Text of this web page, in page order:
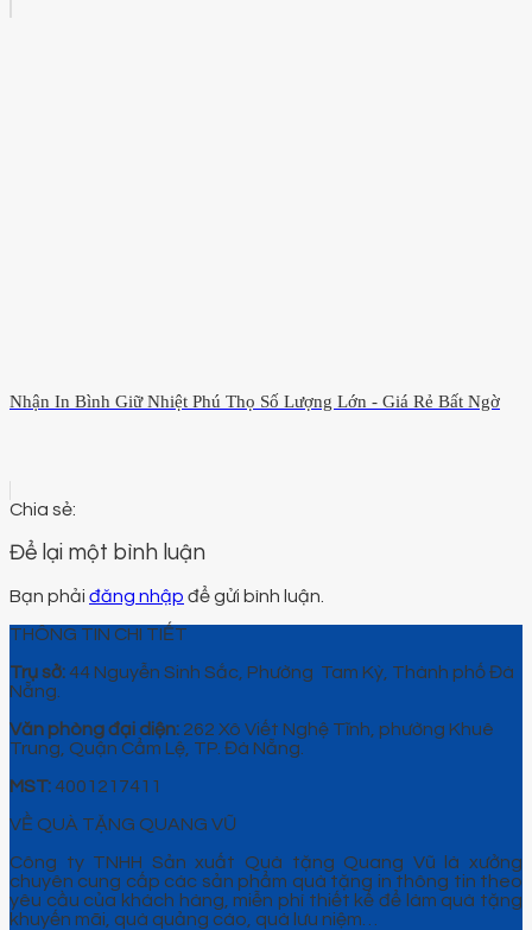
Nhận In Bình Giữ Nhiệt Phú Thọ Số Lượng Lớn - Giá Rẻ Bất Ngờ
Để lại một bình luận
Bạn phải đăng nhập để gửi bình luận.
THÔNG TIN CHI TIẾT
Trụ sở: 44 Nguyễn Sinh Sắc, Phường Tam Kỳ, Thành phố Đà
Nẵng.
Văn phòng đại diện: 262 Xô Viết Nghệ Tĩnh, phường Khuê
Trung, Quận Cẩm Lệ, TP. Đà Nẵng.
MST: 4001217411
VỀ QUÀ TẶNG QUANG VŨ
Công ty TNHH Sản xuất Quà tặng Quang Vũ là xưởng
chuyên cung cấp các sản phẩm quà tặng in thông tin theo
yêu cầu của khách hàng, miễn phí thiết kế để làm quà tặng
khuyến mãi, quà quảng cáo, quà lưu niệm…